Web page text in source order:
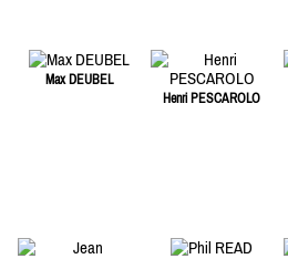
Max DEUBEL
Henri PESCAROLO